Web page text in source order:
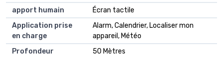
apport humain
Écran tactile
Application prise
en charge
Alarm, Calendrier, Localiser mon
appareil, Météo
Profondeur
50 Mètres